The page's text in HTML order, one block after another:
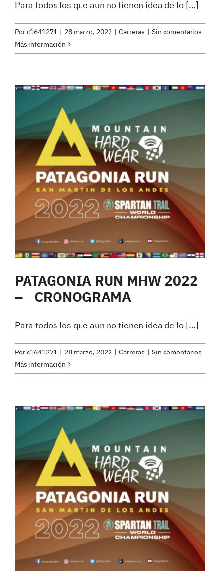
Para todos los que aun no tienen idea de lo [...]
Porc1641271 | 28 marzo, 2022 | Carreras | Sin comentarios
Más información
PATAGONIA RUN MHW 2022
– CRONOGRAMA
Para todos los que aun no tienen idea de lo [...]
Porc1641271 | 28 marzo, 2022 | Carreras | Sin comentarios
Más información